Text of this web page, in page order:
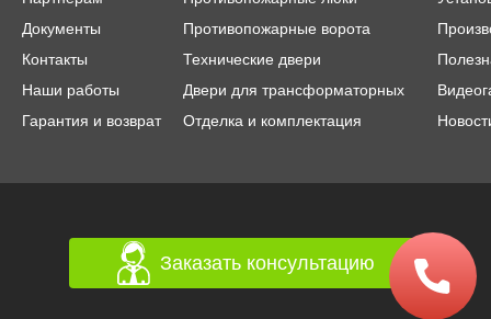
Документы
Контакты
Наши работы
Гарантия и возврат
Противопожарные ворота
Технические двери
Двери для трансформаторных
Отделка и комплектация
Заказать консультацию